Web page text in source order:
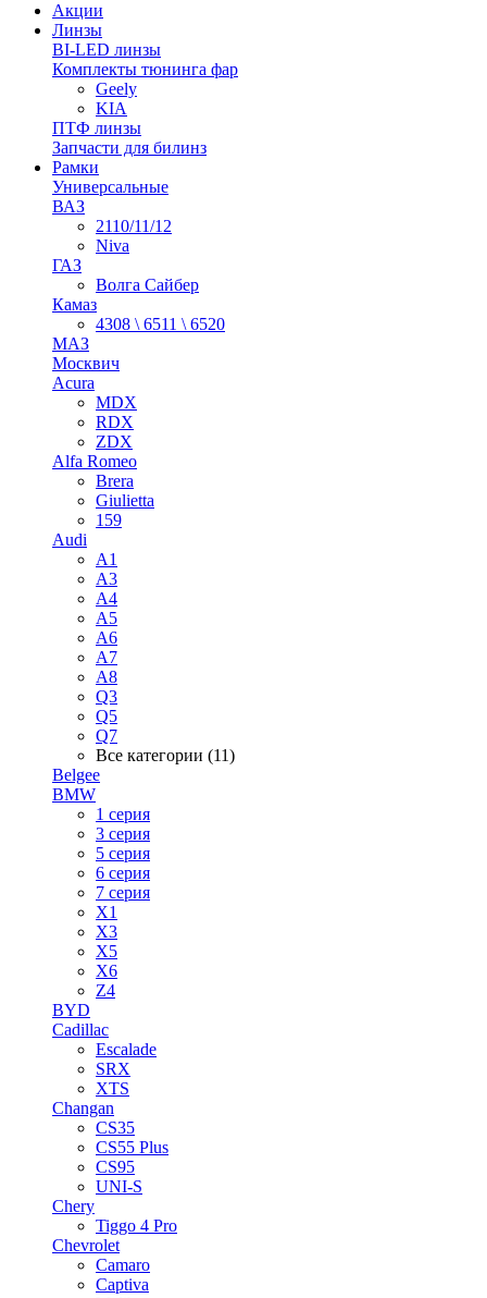
Акции
Линзы
BI-LED линзы
Комплекты тюнинга фар
Geely
KIA
ПТФ линзы
Запчасти для билинз
Рамки
Универсальные
ВАЗ
2110/11/12
Niva
ГАЗ
Волга Сайбер
Камаз
4308 \ 6511 \ 6520
МАЗ
Москвич
Acura
MDX
RDX
ZDX
Alfa Romeo
Brera
Giulietta
159
Audi
A1
A3
A4
A5
A6
A7
A8
Q3
Q5
Q7
Все категории (11)
Belgee
BMW
1 серия
3 серия
5 серия
6 серия
7 серия
X1
X3
X5
X6
Z4
BYD
Cadillac
Escalade
SRX
XTS
Changan
CS35
CS55 Plus
CS95
UNI-S
Chery
Tiggo 4 Pro
Chevrolet
Camaro
Captiva